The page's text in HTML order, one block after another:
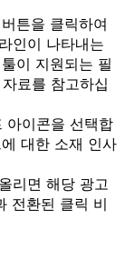
버튼을 클릭하여
인이 나타내는
이 지원되는 필
료를 참고하십
아이콘을 선택합
대한 소재 인사
리면 해당 광고
전환된 클릭 비